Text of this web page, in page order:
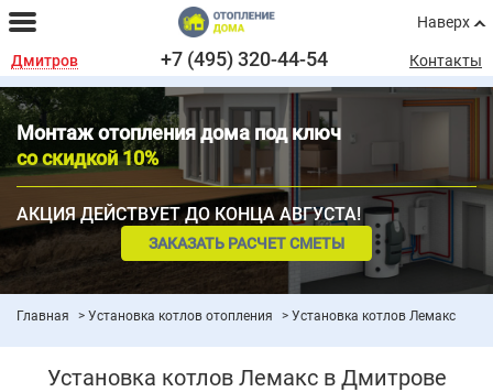
Наверх
Дмитров +7 (495) 320-44-54 Контакты
Монтаж отопления дома под ключ
со скидкой 10%
АКЦИЯ ДЕЙСТВУЕТ ДО КОНЦА АВГУСТА!
ЗАКАЗАТЬ РАСЧЕТ СМЕТЫ
Главная Установка котлов отопления Установка котлов Лемакс
Установка котлов Лемакс в Дмитрове